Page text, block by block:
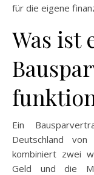
für die eigene
Was ist
Ein
Deutschland
kombiniert zwei
Geld und die